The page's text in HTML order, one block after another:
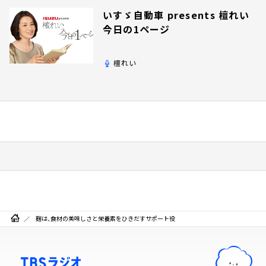
いすゞ自動車 presents 檀れい
今日の1ページ
檀れい
麹は、食材の美味しさと栄養素をひきだすサポート役